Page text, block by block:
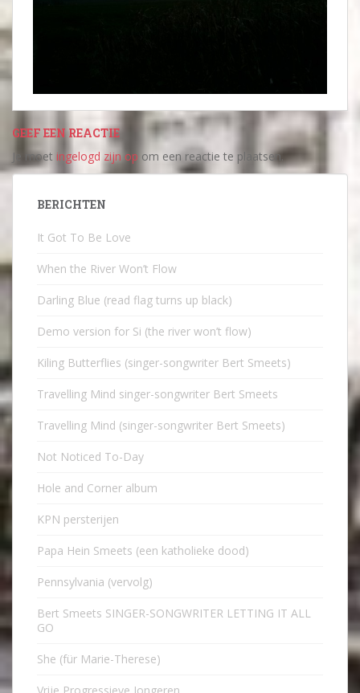
GEEF EEN REACTIE
Je moet ingelogd zijn op om een reactie te plaatsen.
BERICHTEN
It Got To Be Love
When the River Won’t Flow
Darling Blue (read flag turns up black)
Demo version for Si (the river won’t flow)
Kiling Butterflies (singer-songwriter Bert Smeets)
Travelling Mind singer-songwriter Bert Smeets
Travelling Mind (singer-songwriter Bert Smeets)
Not Noticed To-Day
Hole and Corner album
KPN persterijen
Papa Hein Smeets (een katholieke dood)
Pennsylvania (vervolg)
Bert Smeets SINGER-SONGWRITER LETTING IT ALL
GO
She (für Marie-Therese)
Vrije Progressieve Jongeren